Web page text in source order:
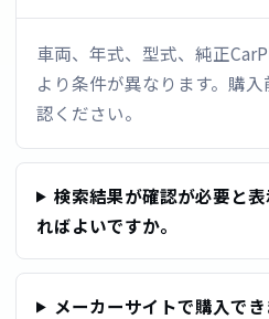
車両、年式、型式、純正
より条件が異なります。購
認ください。
検索結果が確認が必要と
ればよいですか。
メーカーサイトで購入でき